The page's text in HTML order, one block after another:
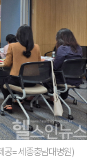
공=세종충남대병원)